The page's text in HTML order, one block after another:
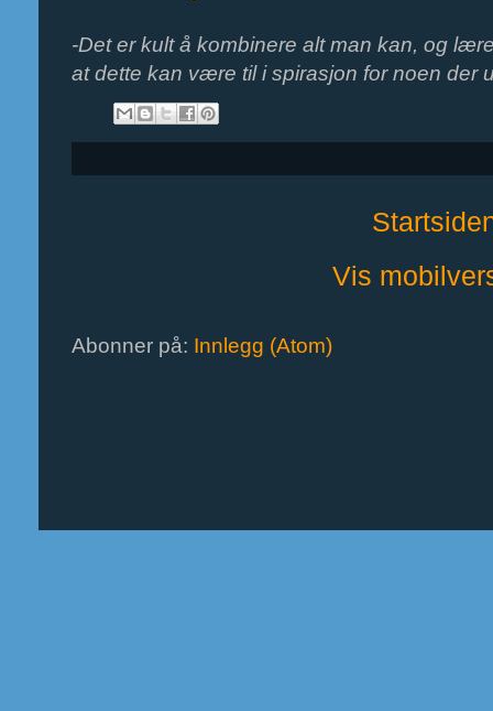
-Det er kult å kombinere alt man kan, og
at dette kan være til i spirasjon for noen der
Vis
Abonner på: Innlegg (Atom)